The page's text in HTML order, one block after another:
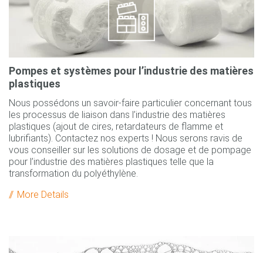
Pompes et systèmes pour l’industrie des matières
plastiques
Nous possédons un savoir-faire particulier concernant tous
les processus de liaison dans l’industrie des matières
plastiques (ajout de cires, retardateurs de flamme et
lubrifiants). Contactez nos experts ! Nous serons ravis de
vous conseiller sur les solutions de dosage et de pompage
pour l’industrie des matières plastiques telle que la
transformation du polyéthylène.
More Details